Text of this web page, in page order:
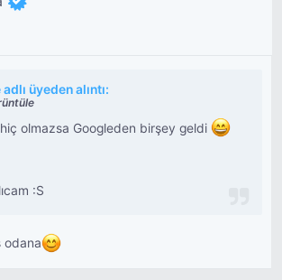
üyeden alıntı:
hiç olmazsa Googleden birşey geldi
:S
odana